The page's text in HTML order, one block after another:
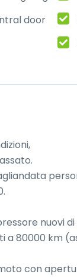
door
nuovi di
80000 km
con